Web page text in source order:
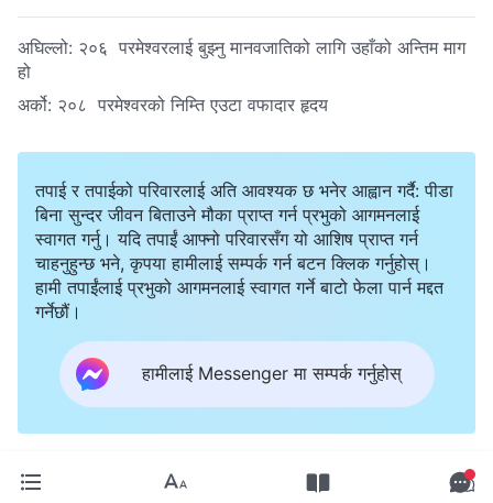
अघिल्लो: २०६ परमेश्‍वरलाई बुझ्नु मानवजातिको लागि उहाँको अन्तिम माग
हो
अर्को: २०८ परमेश्‍वरको निम्ति एउटा वफादार हृदय
तपाई र तपाईको परिवारलाई अति आवश्यक छ भनेर आह्वान गर्दै: पीडा
बिना सुन्दर जीवन बिताउने मौका प्राप्त गर्न प्रभुको आगमनलाई
स्वागत गर्नु। यदि तपाईं आफ्नो परिवारसँग यो आशिष प्राप्त गर्न
चाहनुहुन्छ भने, कृपया हामीलाई सम्पर्क गर्न बटन क्लिक गर्नुहोस्।
हामी तपाईंलाई प्रभुको आगमनलाई स्वागत गर्ने बाटो फेला पार्न मद्दत
गर्नेछौं।
हामीलाई Messenger मा सम्पर्क गर्नुहोस्